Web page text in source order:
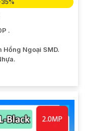
.
Hồng Ngoại SMD.